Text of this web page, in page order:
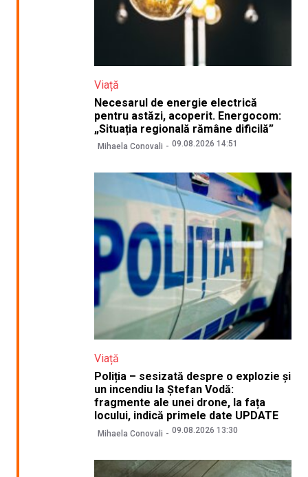
Viață
Necesarul de energie electrică
pentru astăzi, acoperit. Energocom:
„Situația regională rămâne dificilă”
Mihaela Conovali 09.08.2026 14:51
Viață
Poliția – sesizată despre o explozie și
un incendiu la Ștefan Vodă:
fragmente ale unei drone, la fața
locului, indică primele date UPDATE
Mihaela Conovali 09.08.2026 13:30